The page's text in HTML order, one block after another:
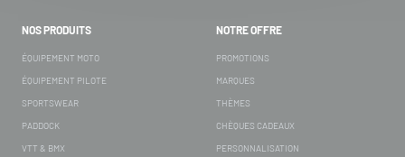
NOS PRODUITS
ÉQUIPEMENT MOTO
ÉQUIPEMENT PILOTE
SPORTSWEAR
PADDOCK
VTT & BMX
NOTRE OFFRE
PROMOTIONS
MARQUES
THÈMES
CHÈQUES CADEAUX
PERSONNALISATION